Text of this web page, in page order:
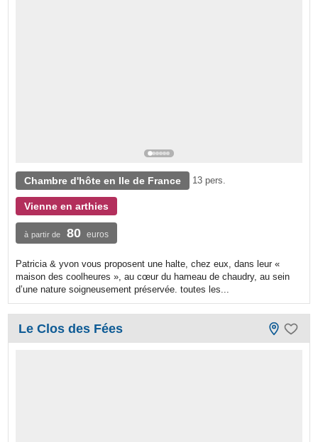
Chambre d'hôte en Ile de France 13 pers.
Vienne en arthies
à partir de 80 euros
Patricia & yvon vous proposent une halte, chez eux, dans leur «
maison des coolheures », au cœur du hameau de chaudry, au sein
d’une nature soigneusement préservée. toutes les...
Le Clos des Fées